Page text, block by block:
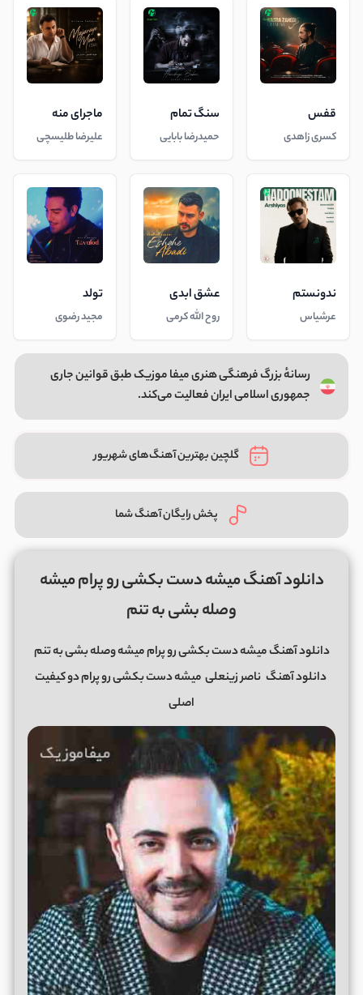
قفس
کسری زاهدی
سنگ تمام
حمیدرضا بابایی
ماجرای منه
علیرضا طلیسچی
ندونستم
عرشیاس
عشق ابدی
روح الله کرمی
تولد
مجید رضوی
رسانهٔ بزرگ فرهنگی هنری میفا موزیک طبق قوانین جاری
جمهوری اسلامی ایران فعالیت می‌کند.
گلچین بهترین آهنگ‌های شهریور
پخش رایگان آهنگ شما
دانلود آهنگ میشه دست بکشی رو پرام میشه
وصله بشی به تنم
دانلود آهنگ میشه دست بکشی رو پرام میشه وصله بشی به تنم
دانلود آهنگ ناصر زینعلی میشه دست بکشی رو پرام دو کیفیت
اصلی